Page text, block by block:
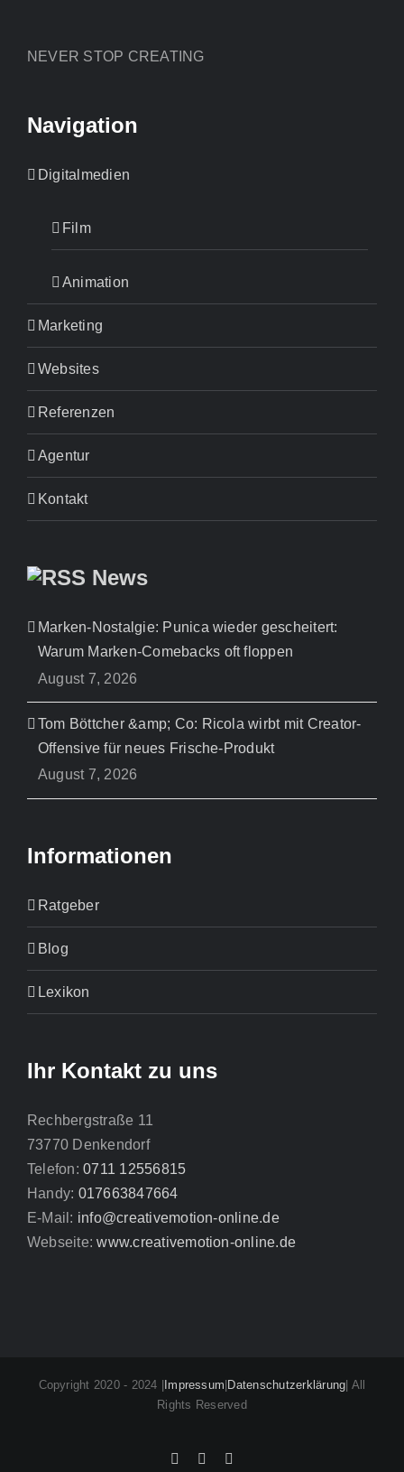
NEVER STOP CREATING
Navigation
Digitalmedien
Film
Animation
Marketing
Websites
Referenzen
Agentur
Kontakt
News
Marken-Nostalgie: Punica wieder gescheitert:
Warum Marken-Comebacks oft floppen
August 7, 2026
Tom Böttcher &amp; Co: Ricola wirbt mit Creator-
Offensive für neues Frische-Produkt
August 7, 2026
Informationen
Ratgeber
Blog
Lexikon
Ihr Kontakt zu uns
Rechbergstraße 11
73770 Denkendorf
Telefon:0711 12556815
Handy: 017663847664
E-Mail: info@creativemotion-online.de
Webseite:www.creativemotion-online.de
Copyright 2020 - 2024 | Impressum Datenschutzerklärung | All
Rights Reserved